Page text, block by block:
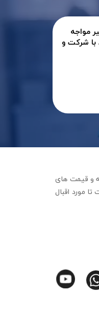
مواجه
با شرکت و
اولیه و قیمت های
مورد اقبال